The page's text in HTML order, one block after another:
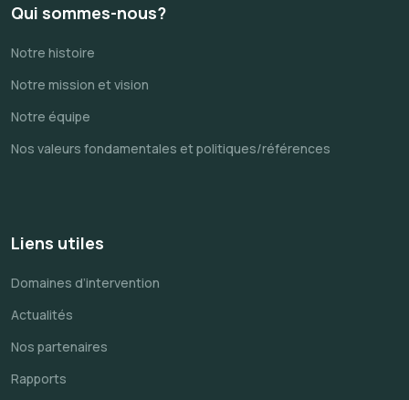
Qui sommes-nous?
Notre histoire
Notre mission et vision
Notre équipe
Nos valeurs fondamentales et politiques/références
Liens utiles
Domaines d’intervention
Actualités
Nos partenaires
Rapports